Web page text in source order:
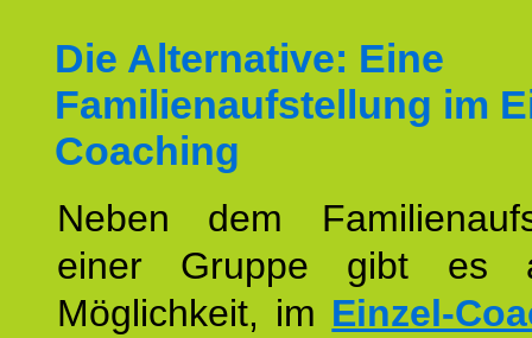
Die Alternative: Eine
Familienaufstellung im
Coaching
Neben dem
einer Gruppe gibt es
Möglichkeit, im Einzel-